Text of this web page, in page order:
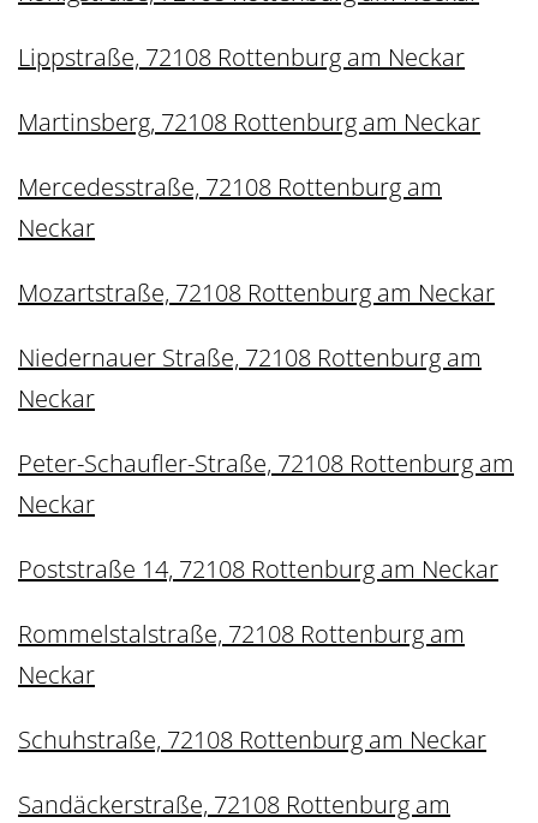
Lippstraße, 72108 Rottenburg am Neckar
Martinsberg, 72108 Rottenburg am Neckar
Mercedesstraße, 72108 Rottenburg am
Neckar
Mozartstraße, 72108 Rottenburg am Neckar
Niedernauer Straße, 72108 Rottenburg am
Neckar
Peter-Schaufler-Straße, 72108 Rottenburg am
Neckar
Poststraße 14, 72108 Rottenburg am Neckar
Rommelstalstraße, 72108 Rottenburg am
Neckar
Schuhstraße, 72108 Rottenburg am Neckar
Sandäckerstraße, 72108 Rottenburg am